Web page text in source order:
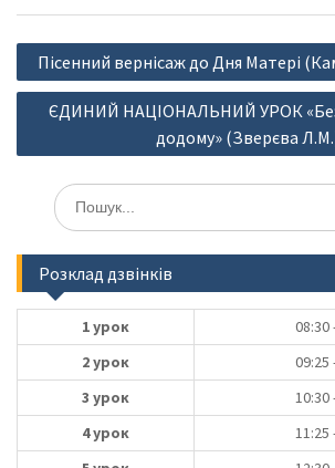
Навігація
записів
Пісенний вернісаж до Дня Матері
ЄДИНИЙ НАЦІОНАЛЬНИЙ УРОК
додому» (Зверєва
Шукати:
Розклад дзвінків
1 урок
08:30
2 урок
09:25
3 урок
10:30
4 урок
11:25